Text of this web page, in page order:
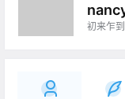
初来乍到